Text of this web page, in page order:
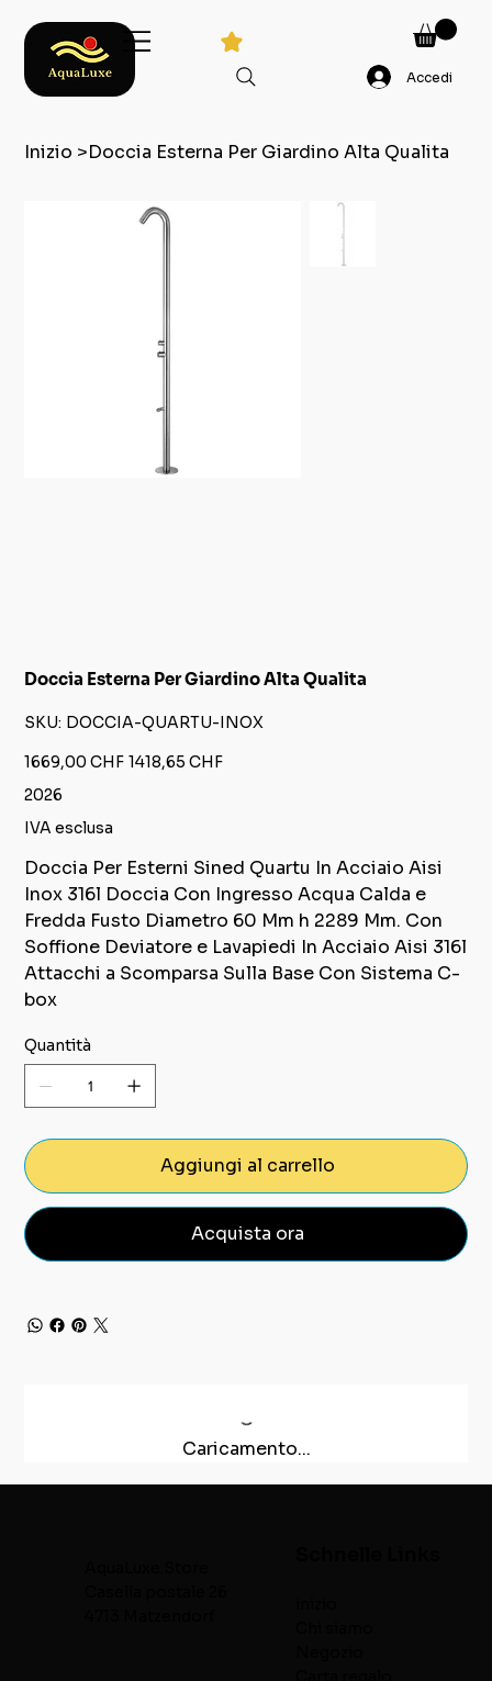
Accedi
Inizio >Doccia Esterna Per Giardino Alta Qualita
Doccia Esterna Per Giardino Alta Qualita
SKU: SKU
DOCCIA-
INOX
DOCCIA-QUARTU-INOX
Prezzo
originale
1669,00 CHF Prezzo
scontato
1418,65 CHF
2026
IVA esclusa
Doccia Per Esterni Sined Quartu In Acciaio Aisi
Inox 316l Doccia Con Ingresso Acqua Calda e
Fredda Fusto Diametro 60 Mm h 2289 Mm. Con
Soffione Deviatore e Lavapiedi In Acciaio Aisi 316l
Attacchi a Scomparsa Sulla Base Con Sistema C-
box
Quantità
Aggiungi al carrello
Acquista ora
Caricamento...